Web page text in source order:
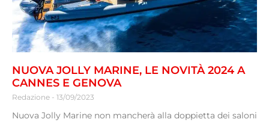
NUOVA JOLLY MARINE, LE NOVITÀ 2024 A
CANNES E GENOVA
Redazione 13/09/2023
Nuova Jolly Marine non mancherà alla doppietta dei saloni